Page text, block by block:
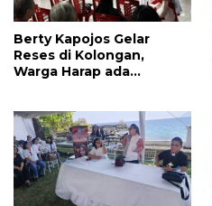
Berty Kapojos Gelar
Reses di Kolongan,
Warga Harap ada